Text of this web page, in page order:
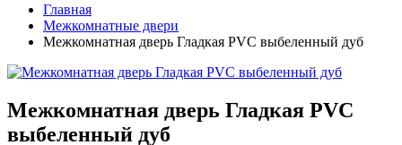
Главная
Межкомнатные двери
Межкомнатная дверь Гладкая PVC выбеленный дуб
Межкомнатная дверь Гладкая PVC
выбеленный дуб